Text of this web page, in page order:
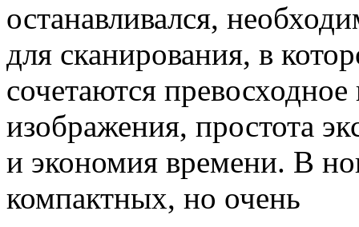
останавливался,
для сканирования, в
сочетаются превосходное
изображения, простота
и экономия времени. В
компактных, но очень